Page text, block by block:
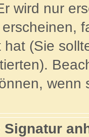
wird nur
(Sie